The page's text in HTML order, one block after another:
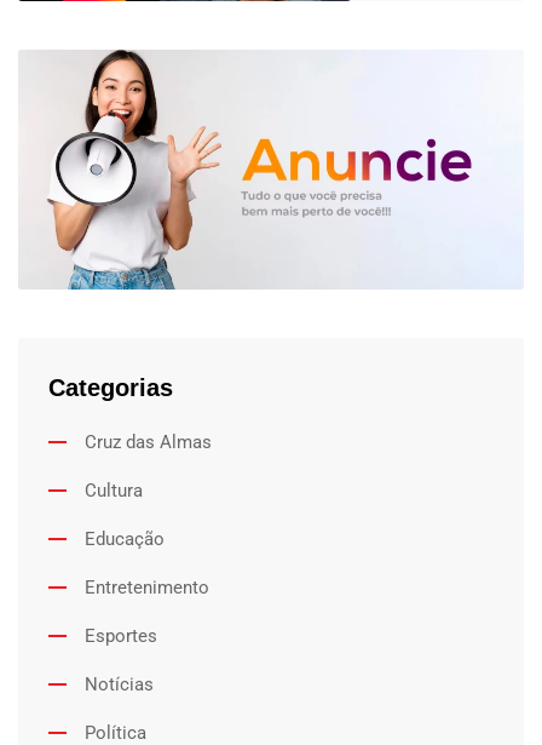
Categorias
Cruz das Almas
Cultura
Educação
Entretenimento
Esportes
Notícias
Política